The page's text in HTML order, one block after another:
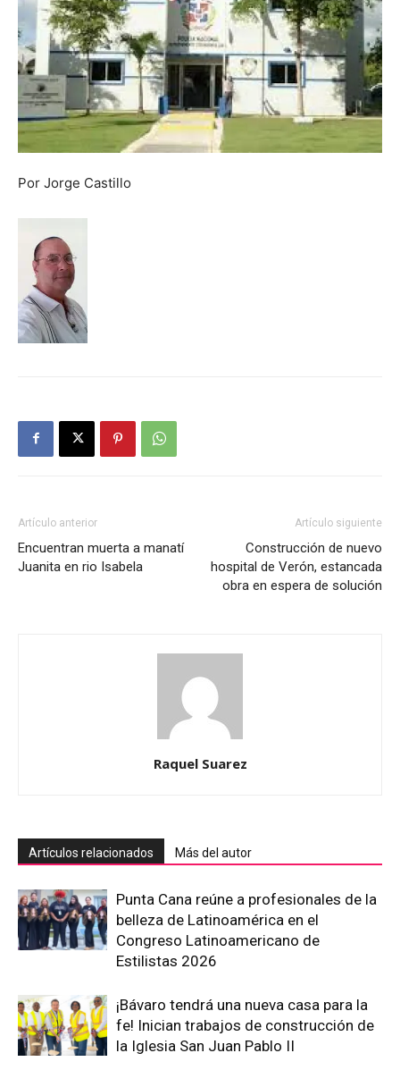
Por Jorge Castillo
Artículo anterior
Encuentran muerta a manatí
Juanita en rio Isabela
Artículo siguiente
Construcción de nuevo
hospital de Verón, estancada
obra en espera de solución
Raquel Suarez
Artículos relacionados Más del autor
Punta Cana reúne a profesionales de la
belleza de Latinoamérica en el
Congreso Latinoamericano de
Estilistas 2026
¡Bávaro tendrá una nueva casa para la
fe! Inician trabajos de construcción de
la Iglesia San Juan Pablo II